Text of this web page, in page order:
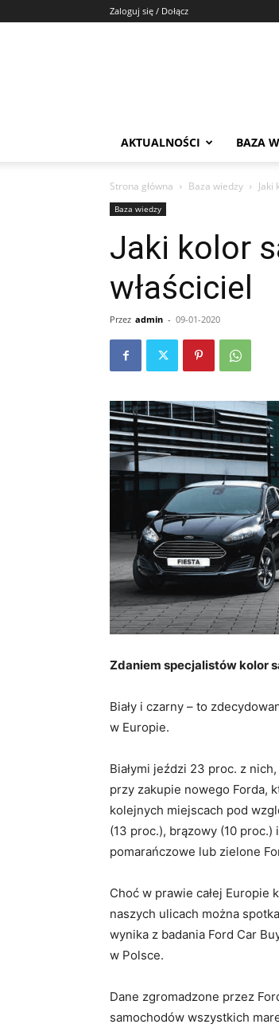
Zaloguj się / Dołącz
AKTUALNOŚCI BAZA
Strona główna Baza wiedzy Jaki
Baza wiedzy
Jaki kolor
właściciel
Przez admin - 09-01-2020
Zdaniem specjalistów kolor
Biały i czarny – to
w Europie.
Białymi jeździ 23 proc. z
przy zakupie nowego Forda,
kolejnych miejscach pod
(13 proc.), brązowy (10
pomarańczowe lub zielone
Choć w prawie całej
naszych ulicach można
wynika z badania Ford Car
w Polsce.
Dane zgromadzone przez
samochodów wszystkich